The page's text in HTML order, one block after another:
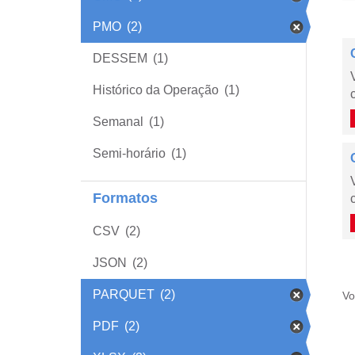
PMO (2)
DESSEM (1)
Histórico da Operação (1)
Semanal (1)
Semi-horário (1)
Formatos
CSV (2)
JSON (2)
PARQUET (2)
PDF (2)